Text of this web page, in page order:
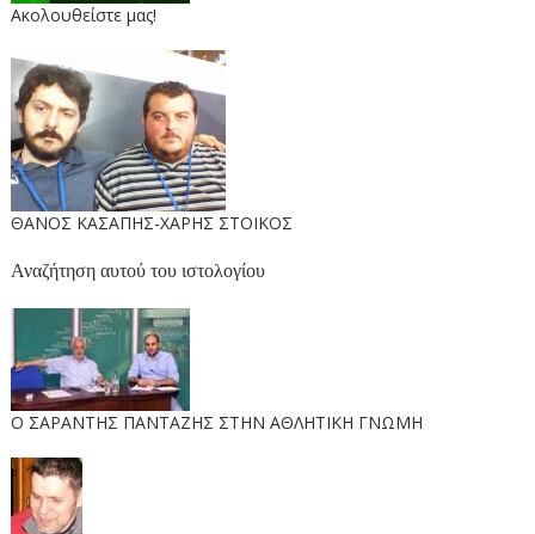
Ακολουθείστε μας!
ΘΑΝΟΣ ΚΑΣΑΠΗΣ-ΧΑΡΗΣ ΣΤΟΙΚΟΣ
Αναζήτηση αυτού του ιστολογίου
O ΣΑΡΑΝΤΗΣ ΠΑΝΤΑΖΗΣ ΣΤΗΝ ΑΘΛΗΤΙΚΗ ΓΝΩΜΗ